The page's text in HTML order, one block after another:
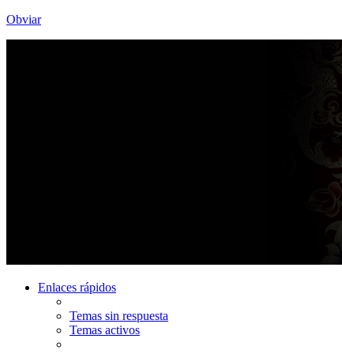
Obviar
Enlaces rápidos
Temas sin respuesta
Temas activos